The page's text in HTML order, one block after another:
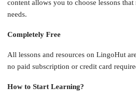
content allows you to choose lessons
needs.
Completely Free
All lessons and resources on LingoHut
no paid subscription or credit card
How to Start Learning?